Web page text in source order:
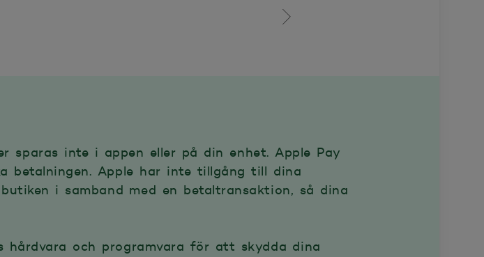
sparas inte i appen eller på din enhet. Apple Pay
betalningen. Apple har inte tillgång till dina
i samband med en betaltransaktion, så dina
hårdvara och programvara för att skydda dina